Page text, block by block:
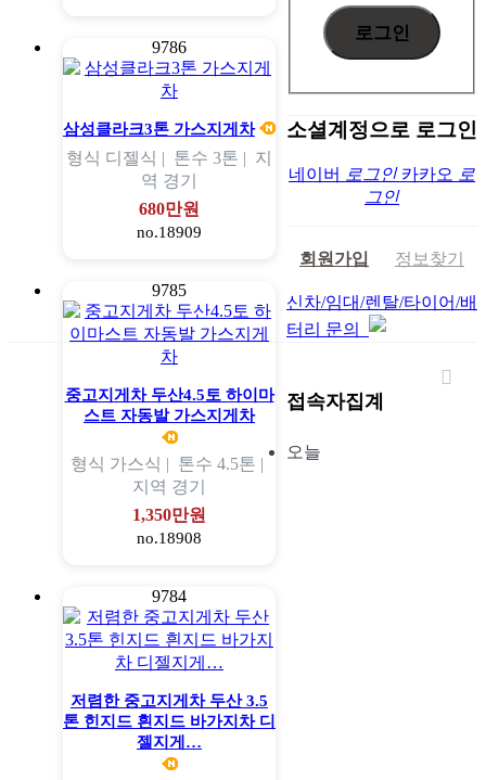
9786
삼성클라크3톤 가스지게차
형식 디젤식 | 톤수 3톤 | 지
역 경기
680만원
no.18909
9785
중고지게차 두산4.5토 하이마
스트 자동발 가스지게차
형식 가스식 | 톤수 4.5톤 |
지역 경기
1,350만원
no.18908
9784
저렴한 중고지게차 두산 3.5
톤 힌지드 흰지드 바가지차 디
젤지게…
소셜계정으로 로그인
네이버 로그인 카카오 로
그인
회원가입 정보찾기
신차/임대/렌탈/타이어/배
터리 문의
접속자집계
오늘